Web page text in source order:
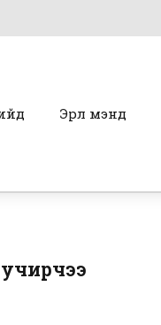
Эрүүл мэнд